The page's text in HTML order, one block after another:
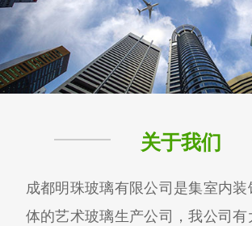
关于我们
成都明珠玻璃有限公司是集室内
体的艺术玻璃生产公司，我公司有